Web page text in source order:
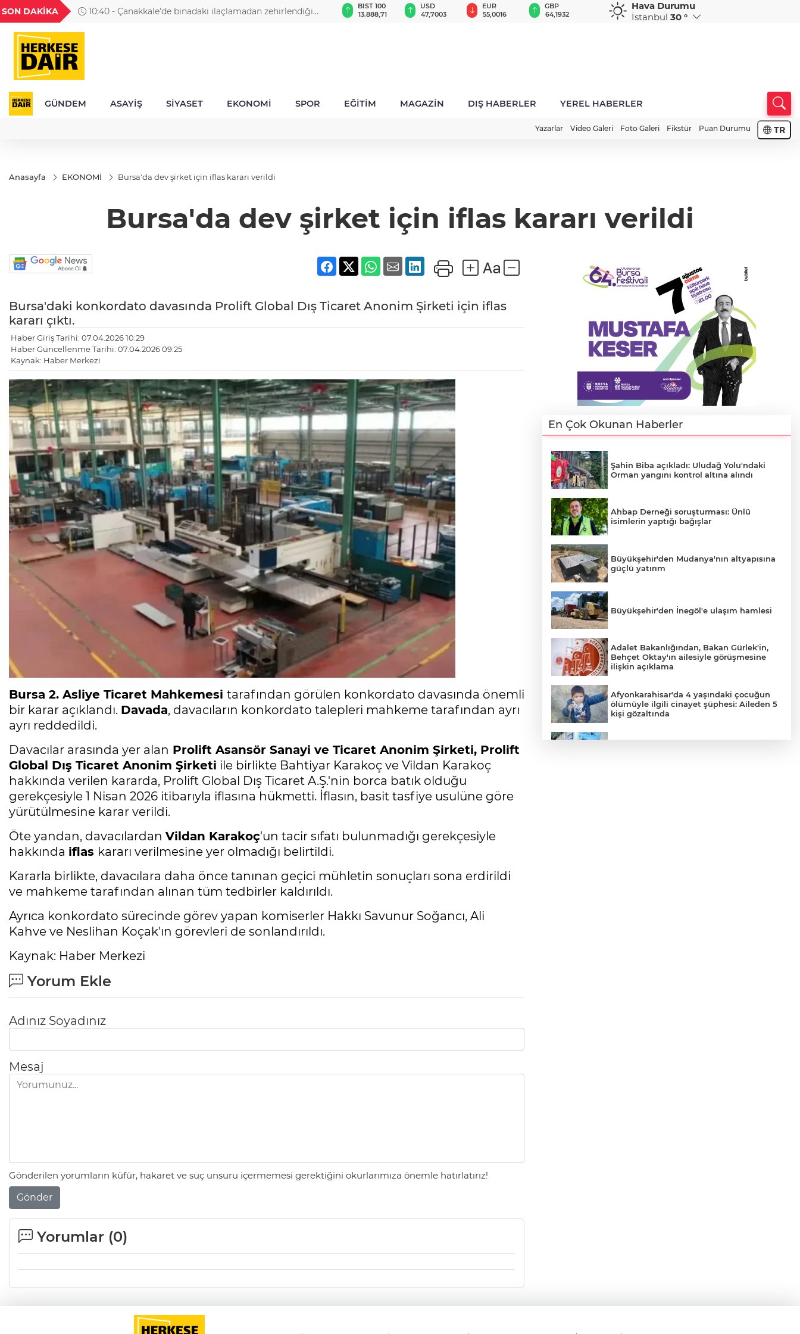
SON DAKİKA
10:40 - Çanakkale'de binadaki ilaçlamadan zehirlendiği
18,2410
TND
16,2356
BGN
27,9743
0,0018
GAU/TRY
6.580,39
BIST 100
13.888,71
USD
47,7003
EUR
55,0016
GBP
64,1932
CHF
58,7659
CAD
34,0085
Hava Durumu
İstanbul 30 °
GÜNDEM ASAYİŞ SİYASET EKONOMİ SPOR EĞİTİM MAGAZİN DIŞ HABERLER YEREL HABERLER
Yazarlar Video Galeri Foto Galeri Fikstür Puan Durumu TR
Anasayfa EKONOMİ Bursa'da dev şirket için iflas kararı verildi
Bursa'da dev şirket için iflas kararı verildi
Bursa'daki konkordato davasında Prolift Global Dış Ticaret Anonim Şirketi için iflas
kararı çıktı.
Haber Giriş Tarihi: 07.04.2026 10:29
Haber Güncellenme Tarihi: 07.04.2026 09:25
Kaynak: Haber Merkezi
Bursa 2. Asliye Ticaret Mahkemesi tarafından görülen konkordato davasında önemli
bir karar açıklandı. Davada, davacıların konkordato talepleri mahkeme tarafından ayrı
ayrı reddedildi.
Davacılar arasında yer alan Prolift Asansör Sanayi ve Ticaret Anonim Şirketi, Prolift
Global Dış Ticaret Anonim Şirketi ile birlikte Bahtiyar Karakoç ve Vildan Karakoç
hakkında verilen kararda, Prolift Global Dış Ticaret A.Ş.'nin borca batık olduğu
gerekçesiyle 1 Nisan 2026 itibarıyla iflasına hükmetti. İflasın, basit tasfiye usulüne göre
yürütülmesine karar verildi.
Öte yandan, davacılardan Vildan Karakoç'un tacir sıfatı bulunmadığı gerekçesiyle
hakkında iflas kararı verilmesine yer olmadığı belirtildi.
Kararla birlikte, davacılara daha önce tanınan geçici mühletin sonuçları sona erdirildi
ve mahkeme tarafından alınan tüm tedbirler kaldırıldı.
Ayrıca konkordato sürecinde görev yapan komiserler Hakkı Savunur Soğancı, Ali
Kahve ve Neslihan Koçak'ın görevleri de sonlandırıldı.
Kaynak: Haber Merkezi
Yorum Ekle
Adınız Soyadınız
Mesaj
Gönderilen yorumların küfür, hakaret ve suç unsuru içermemesi gerektiğini okurlarımıza önemle hatırlatırız!
Gönder
Yorumlar (0)
En Çok Okunan Haberler
Şahin Biba açıkladı: Uludağ Yolu'ndaki
Orman yangını kontrol altına alındı
Ahbap Derneği soruşturması: Ünlü
isimlerin yaptığı bağışlar
Büyükşehir'den Mudanya'nın altyapısına
güçlü yatırım
Büyükşehir'den İnegöl'e ulaşım hamlesi
Adalet Bakanlığından, Bakan Gürlek'in,
Behçet Oktay'ın ailesiyle görüşmesine
ilişkin açıklama
Afyonkarahisar'da 4 yaşındaki çocuğun
ölümüyle ilgili cinayet şüphesi: Aileden 5
kişi gözaltında